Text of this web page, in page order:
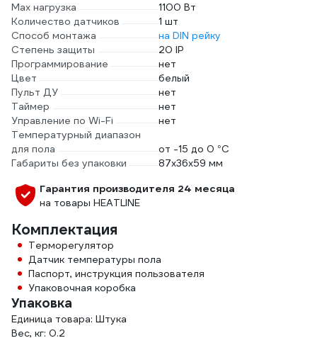
Max нагрузка
1100 Вт
Количество датчиков
1 шт
Способ монтажа
на DIN рейку
Степень защиты
20 IP
Программирование
нет
Цвет
белый
Пульт ДУ
нет
Таймер
нет
Управление по Wi-Fi
нет
Температурный диапазон
для пола
от -15 до 0 °С
Габариты без упаковки
87х36х59 мм
Гарантия производителя 24 месяца
на товары HEATLINE
Комплектация
Терморегулятор
Датчик температуры пола
Паспорт, инструкция пользователя
Упаковочная коробка
Упаковка
Единица товара: Штука
Вес, кг: 0.2